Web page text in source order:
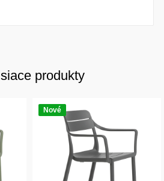
produkty
Nové